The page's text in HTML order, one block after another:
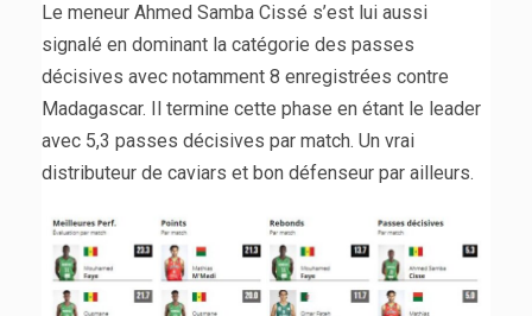
Le meneur Ahmed Samba Cissé s’est lui aussi
signalé en dominant la catégorie des passes
décisives avec notamment 8 enregistrées contre
Madagascar. Il termine cette phase en étant le leader
avec 5,3 passes décisives par match. Un vrai
distributeur de caviars et bon défenseur par ailleurs.